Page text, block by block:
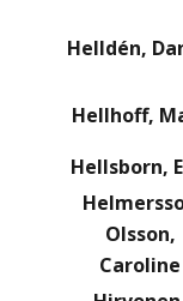
Helldén,
Hellhoff,
Hellsborn,
Olsson,
Caroline